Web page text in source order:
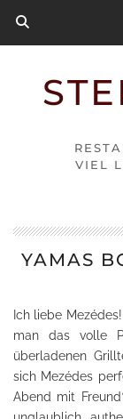
VIEL
YAMAS
Ich liebe
man das volle
überladenen
sich Mezédes
Abend mit